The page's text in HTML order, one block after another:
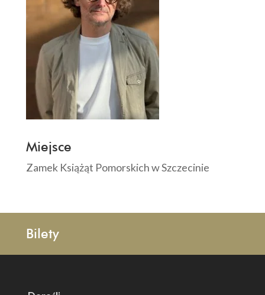
Miejsce
Zamek Książąt Pomorskich w Szczecinie
Bilety